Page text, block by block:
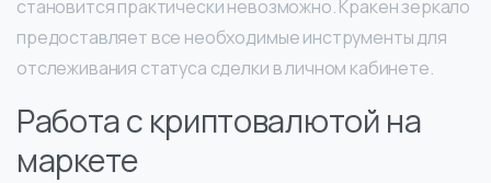
становится практически невозможно. Кракен зеркало
предоставляет все необходимые инструменты для
отслеживания статуса сделки в личном кабинете.
Работа с криптовалютой на
маркете